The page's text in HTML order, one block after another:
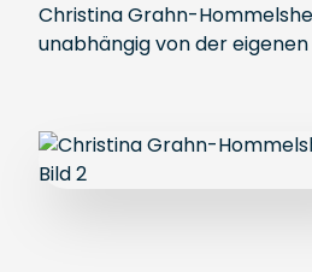
Christina Grahn-
unabhängig von der